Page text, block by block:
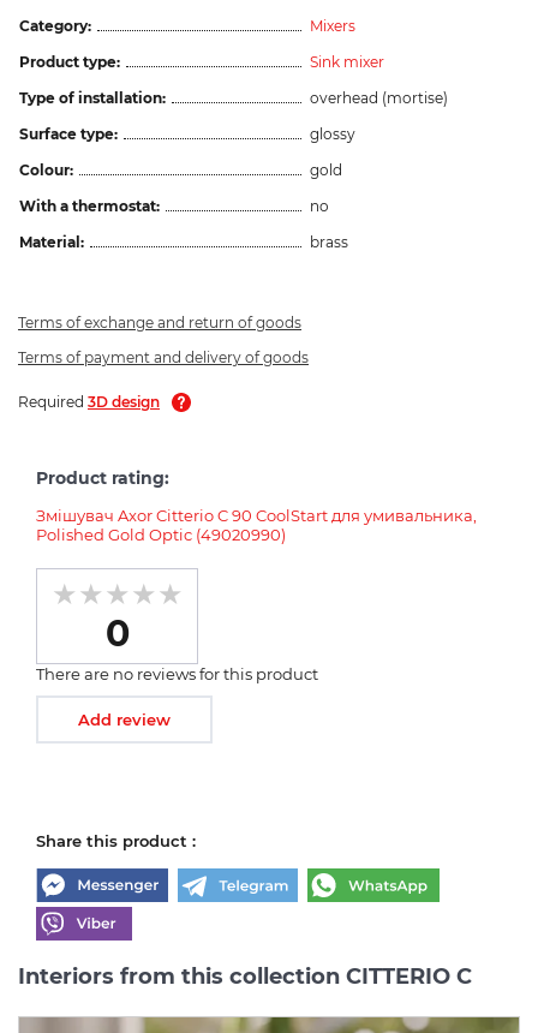
Category:
Mixers
Product type:
Sink mixer
Type of installation:
overhead (mortise)
Surface type:
glossy
Colour:
gold
With a thermostat:
no
Material:
brass
Terms of exchange and return of goods
Terms of payment and delivery of goods
Required 3D design
Product rating:
Змішувач Axor Citterio C 90 CoolStart для умивальника,
Polished Gold Optic (49020990)
0
There are no reviews for this product
Add review
Share this product :
Interiors from this collection CITTERIO C